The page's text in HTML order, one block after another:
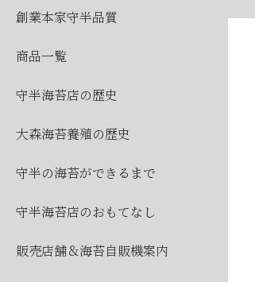
創業本家守半品質
商品一覧
守半海苔店の歴史
大森海苔養殖の歴史
守半の海苔ができるまで
守半海苔店のおもてなし
販売店舗＆海苔自販機案内